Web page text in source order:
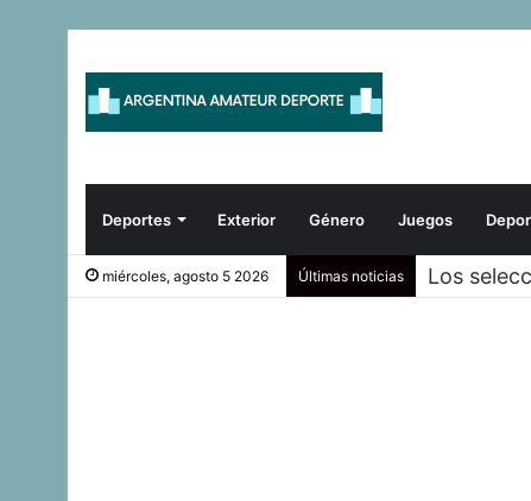
Deportes Exterior Género Juegos
miércoles, agosto 5 2026 Últimas noticias Los